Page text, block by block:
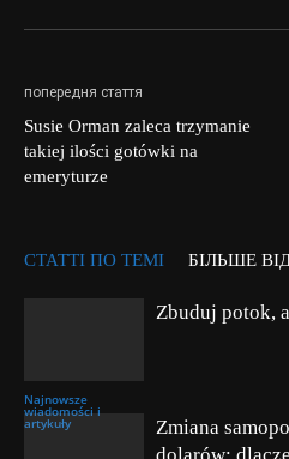
попередня стаття
Susie Orman zaleca trzymanie
takiej ilości gotówki na
emeryturze
СТАТТІ ПО ТЕМІ БІЛЬШЕ
Najnowsze
wiadomości i
artykuły
Zbuduj potok,
Zmiana